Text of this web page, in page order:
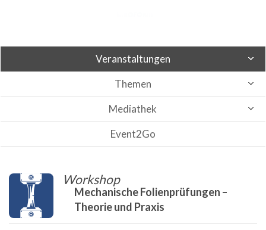
Veranstaltungen
Themen
Mediathek
Event2Go
Workshop
Mechanische Folienprüfungen –
Theorie und Praxis